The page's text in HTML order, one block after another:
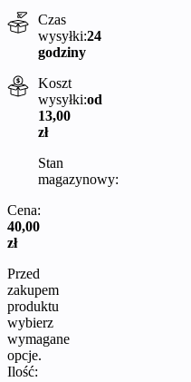
Czas
wysyłki:24
godziny
Koszt
wysyłki:od
13,00
zł
Stan
magazynowy:
Cena:
40,00
zł
Przed
zakupem
produktu
wybierz
wymagane
opcje.
Ilość: